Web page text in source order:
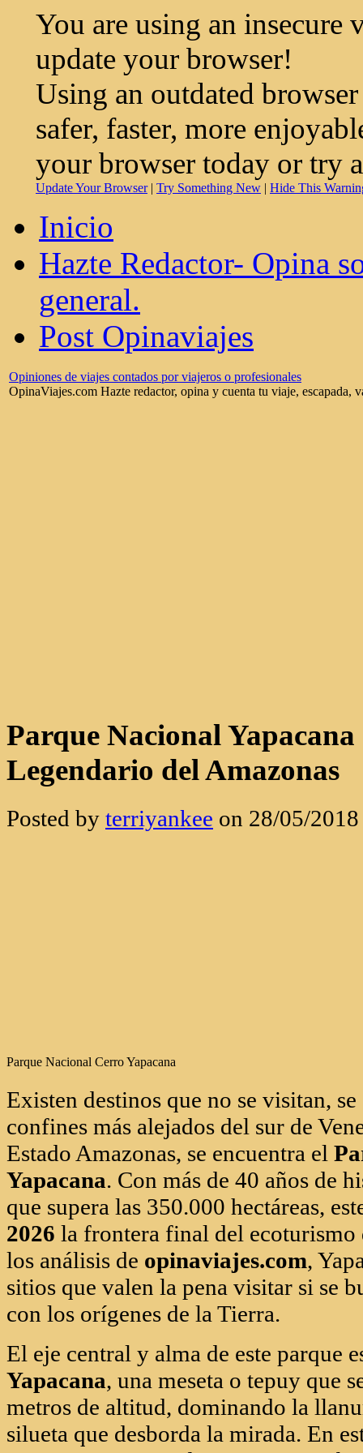
You are using an insecure
update your browser!
Using an outdated
safer, faster, more
your browser today or try
Update Your Browser| Try Something New | Hide This
Inicio
Hazte Redactor- Opina
general.
Post Opinaviajes
Opiniones de viajes contados por viajeros o profesionales
OpinaViajes.com Hazte redactor, opina y cuenta tu viaje, escapada,
Parque Nacional
Legendario del Amazonas
Posted by terriyankee on 28/05/2018
los análisis deopinaviajes.com
sitios que valen la pena visitar si se
con los orígenes de la Tierra.
El eje central y alma de este parque
Yapacana, una meseta o tepuy que
metros de altitud, dominando la
silueta que desborda la mirada. En
preparamos para adentrarte en sus
descubrir especies que no existen
planeta.
Clima y Preparación: El
Explorar Yapacana exige una
de alto nivel. La zona se caracteriza